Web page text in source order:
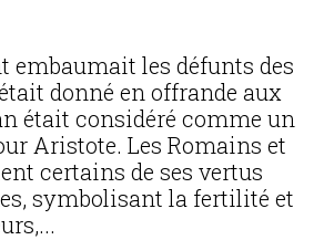
embaumait les défunts des
donné en offrande aux
était considéré comme un
Aristote. Les Romains et
certains de ses vertus
symbolisant la fertilité et